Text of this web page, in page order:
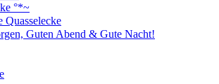
°*~
Guten Abend & Gute Nacht!